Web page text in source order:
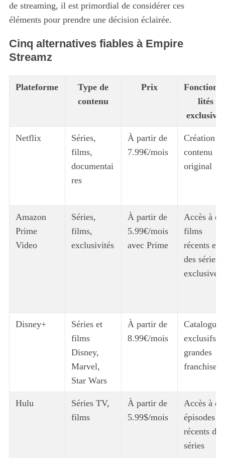
de streaming, il est primordial de considérer ces
éléments pour prendre une décision éclairée.
Cinq alternatives fiables à Empire
Streamz
Plateforme
Type de
contenu
Prix
lités
exclusives
Netflix
Séries,
films,
documentai
res
À partir de
7.99€/mois
Création
contenu
original
Amazon
Prime
Video
Séries,
films,
exclusivités
À partir de
5.99€/mois
avec Prime
Accès à
films
récents et à
des séries
exclusives
Disney+
Séries et
films
Disney,
Marvel,
Star Wars
À partir de
8.99€/mois
Catalogues
exclusifs
grandes
franchises
Hulu
Séries TV,
films
À partir de
5.99$/mois
Accès à
épisodes
récents de
séries